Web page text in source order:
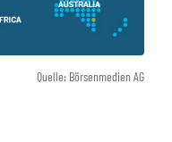
Quelle: Börsenmedien AG